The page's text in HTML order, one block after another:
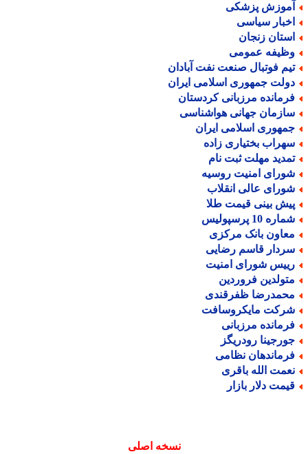
پزشکی
سیاسی
زنجان
عمومی
فوتبال صنعت نفت آبادان
جمهوری اسلامی ایران
مرزبانی کردستان
جهانی هواشناسی
اسلامی ایران
بختیاری زاده
مهلت ثبت نام
امنیت روسیه
عالی انقلاب
بینی قیمت طلا
10 پرسپولیس
بانک مرکزی
قاسم رضایی
شورای امنیت
فروردین
ظفرقندی
مایکروسافت
مرزبانی
رودریگز
نظامی
الله باقری
دلار بازار
نسخه اصلی